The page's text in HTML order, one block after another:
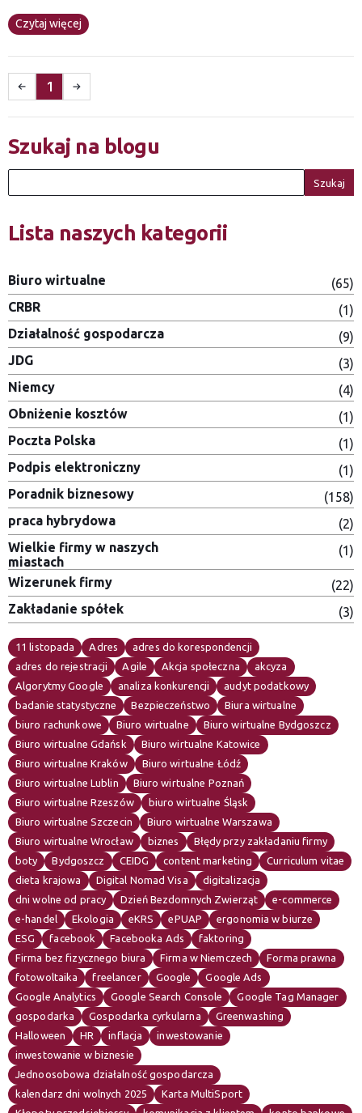
Czytaj więcej
1
Szukaj na blogu
Szukaj
Lista naszych kategorii
Biuro wirtualne
(65)
CRBR
(1)
Działalność gospodarcza
(9)
JDG
(3)
Niemcy
(4)
Obniżenie kosztów
(1)
Poczta Polska
(1)
Podpis elektroniczny
(1)
Poradnik biznesowy
(158)
praca hybrydowa
(2)
Wielkie firmy w naszych
miastach
(1)
Wizerunek firmy
(22)
Zakładanie spółek
(3)
11 listopada Adres
adres do korespondencji
adres do rejestracji
Agile Akcja społeczna
akcyza
Algorytmy Google
analiza konkurencji
audyt podatkowy
badanie statystyczne
Bezpieczeństwo
Biura wirtualne
biuro rachunkowe
Biuro wirtualne
Biuro wirtualne Bydgoszcz
Biuro wirtualne Gdańsk
Biuro wirtualne Katowice
Biuro wirtualne Kraków
Biuro wirtualne Łódź
Biuro wirtualne Lublin
Biuro wirtualne Poznań
Biuro wirtualne Rzeszów
biuro wirtualne Śląsk
Biuro wirtualne Szczecin
Biuro wirtualne Warszawa
Biuro wirtualne Wrocław
biznes
Błędy przy zakładaniu firmy
boty
Bydgoszcz CEIDG content marketing
Curriculum vitae
dieta krajowa
Digital Nomad Visa
digitalizacja
dni wolne od pracy
Dzień Bezdomnych Zwierząt
e-commerce
e-handel
Ekologia eKRS ePUAP
ergonomia w biurze
ESG
facebook Facebooka Ads
faktoring
Firma bez fizycznego biura
Firma w Niemczech
Forma prawna
fotowoltaika
freelancer Google
Google Ads
Google Analytics
Google Search Console
Google Tag Manager
gospodarka
Gospodarka cyrkularna
Greenwashing
Halloween
HR inflacja
inwestowanie
inwestowanie w biznesie
Jednoosobowa działalność gospodarcza
kalendarz dni wolnych 2025
Karta MultiSport